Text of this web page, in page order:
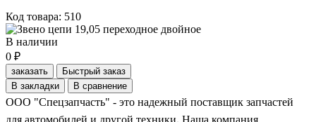
Код товара: 510
В наличии
0 ₽
заказать
Быстрый заказ
В закладки
В сравнение
ООО "Спецзапчасть" - это надежный поставщик запчастей
для автомобилей и другой техники. Наша компания